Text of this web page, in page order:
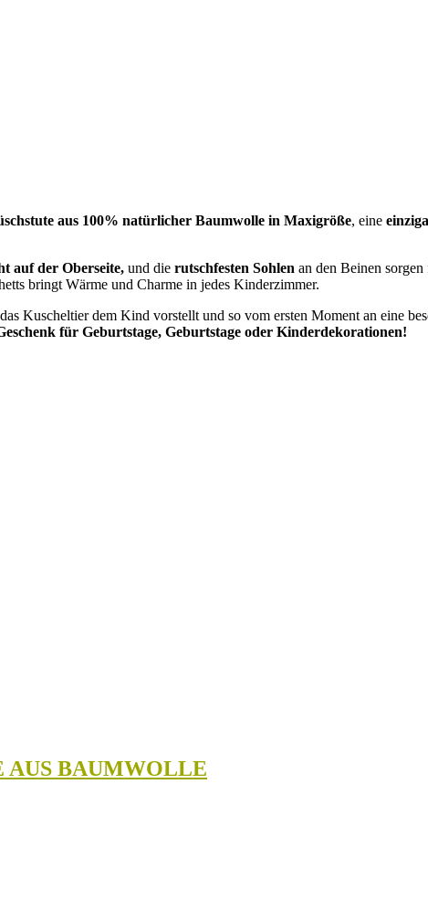
aus 100% natürlicher Baumwolle in Maxigröße, eine
auf der Oberseite, und die rutschfesten Sohlen an den Beinen
bringt Wärme und Charme in jedes Kinderzimmer.
Kuscheltier dem Kind vorstellt und so vom ersten Moment an eine
für Geburtstage, Geburtstage oder Kinderdekorationen!
AUS BAUMWOLLE